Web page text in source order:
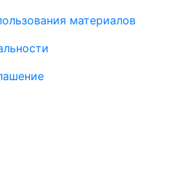
материалов